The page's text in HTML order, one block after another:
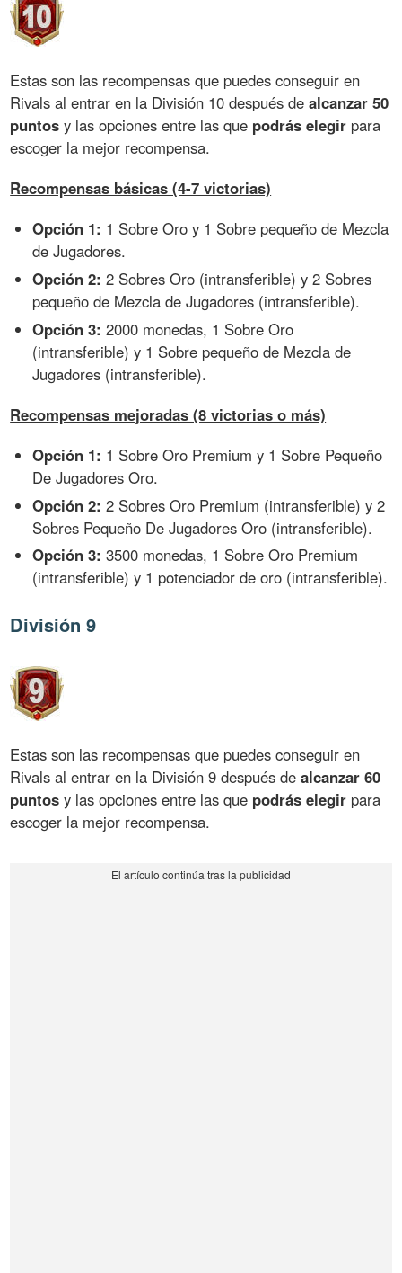
Estas son las recompensas que puedes conseguir en
Rivals al entrar en la División 10 después dealcanzar 50
puntos y las opciones entre las que podrás elegir para
escoger la mejor recompensa.
Recompensas básicas (4-7 victorias)
Opción 1: 1 Sobre Oro y 1 Sobre pequeño de Mezcla
de Jugadores.
Opción 2: 2 Sobres Oro (intransferible) y 2 Sobres
pequeño de Mezcla de Jugadores (intransferible).
Opción 3: 2000 monedas, 1 Sobre Oro
(intransferible) y 1 Sobre pequeño de Mezcla de
Jugadores (intransferible).
Recompensas mejoradas (8 victorias o más)
Opción 1: 1 Sobre Oro Premium y 1 Sobre Pequeño
De Jugadores Oro.
Opción 2: 2 Sobres Oro Premium (intransferible) y 2
Sobres Pequeño De Jugadores Oro (intransferible).
Opción 3: 3500 monedas, 1 Sobre Oro Premium
(intransferible) y 1 potenciador de oro (intransferible).
División 9
Estas son las recompensas que puedes conseguir en
Rivals al entrar en la División 9 después dealcanzar 60
puntos y las opciones entre las que podrás elegir para
escoger la mejor recompensa.